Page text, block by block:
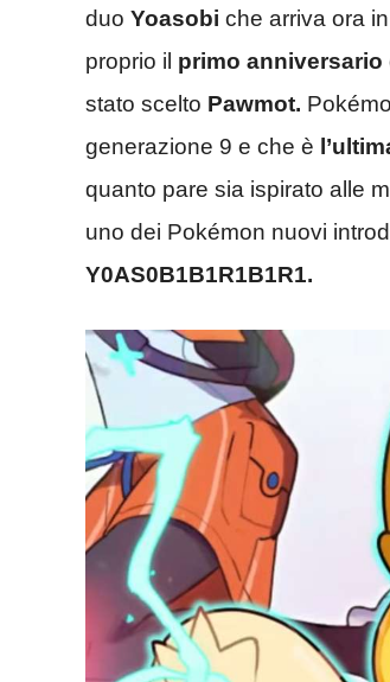
duo Yoasobi che arriva ora
proprio il primo anniversario
stato scelto Pawmot.
generazione 9 e che è
quanto pare sia ispirato alle
uno dei Pokémon nuovi
Y0AS0B1B1R1B1R1.